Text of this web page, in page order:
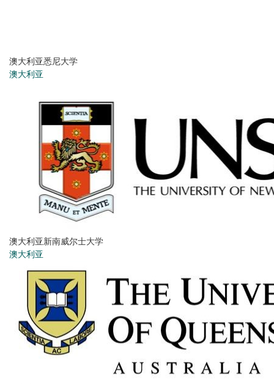
澳大利亚悉尼大学
澳大利亚
澳大利亚新南威尔士大学
澳大利亚